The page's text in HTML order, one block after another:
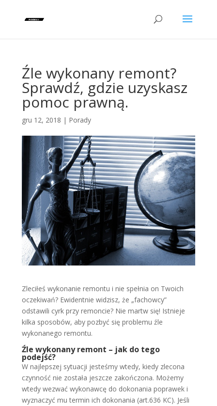
Źle wykonany remont?
Sprawdź, gdzie uzyskasz
pomoc prawną.
gru 12, 2018 | Porady
Zleciłeś wykonanie remontu i nie spełnia on Twoich
oczekiwań? Ewidentnie widzisz, że „fachowcy”
odstawili cyrk przy remoncie? Nie martw się! Istnieje
kilka sposobów, aby pozbyć się problemu źle
wykonanego remontu.
Źle wykonany remont – jak do tego
podejść?
W najlepszej sytuacji jesteśmy wtedy, kiedy zlecona
czynność nie została jeszcze zakończona. Możemy
wtedy wezwać wykonawcę do dokonania poprawek i
wyznaczyć mu termin ich dokonania (art.636 KC). Jeśli